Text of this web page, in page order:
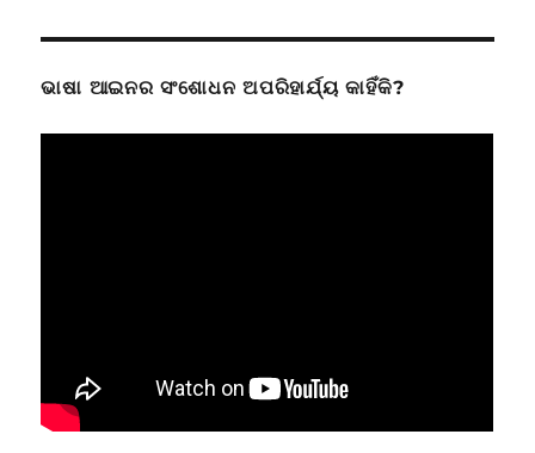
ଭାଷା ଆଇନର ସଂଶୋଧନ ଅପରିହାର୍ଯ୍ୟ କାହିଁକି?